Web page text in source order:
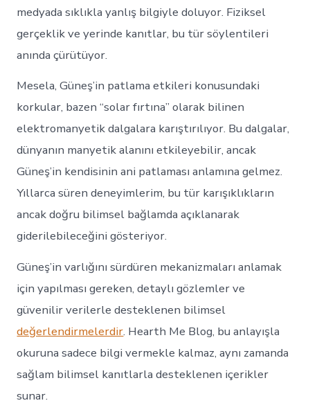
medyada sıklıkla yanlış bilgiyle doluyor. Fiziksel
gerçeklik ve yerinde kanıtlar, bu tür söylentileri
anında çürütüyor.
Mesela, Güneş’in patlama etkileri konusundaki
korkular, bazen “solar fırtına” olarak bilinen
elektromanyetik dalgalara karıştırılıyor. Bu dalgalar,
dünyanın manyetik alanını etkileyebilir, ancak
Güneş’in kendisinin ani patlaması anlamına gelmez.
Yıllarca süren deneyimlerim, bu tür karışıklıkların
ancak doğru bilimsel bağlamda açıklanarak
giderilebileceğini gösteriyor.
Güneş’in varlığını sürdüren mekanizmaları anlamak
için yapılması gereken, detaylı gözlemler ve
güvenilir verilerle desteklenen bilimsel
değerlendirmelerdir. Hearth Me Blog, bu anlayışla
okuruna sadece bilgi vermekle kalmaz, aynı zamanda
sağlam bilimsel kanıtlarla desteklenen içerikler
sunar.